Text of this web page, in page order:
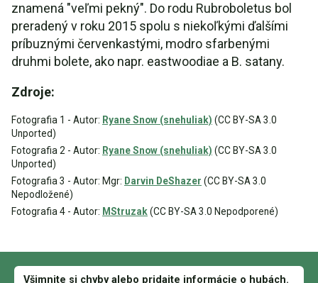
znamená "veľmi pekný". Do rodu Rubroboletus bol
preradený v roku 2015 spolu s niekoľkými ďalšími
príbuznými červenkastými, modro sfarbenými
druhmi bolete, ako napr. eastwoodiae a B. satany.
Zdroje:
Fotografia 1 - Autor: Ryane Snow (snehuliak) (CC BY-SA 3.0
Unported)
Fotografia 2 - Autor: Ryane Snow (snehuliak) (CC BY-SA 3.0
Unported)
Fotografia 3 - Autor: Mgr: Darvin DeShazer (CC BY-SA 3.0
Nepodložené)
Fotografia 4 - Autor: MStruzak(CC BY-SA 3.0 Nepodporené)